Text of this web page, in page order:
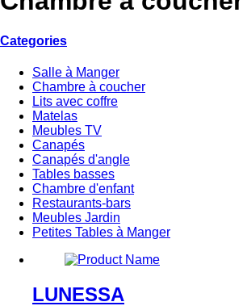
Categories
Salle à Manger
Chambre à coucher
Lits avec coffre
Matelas
Meubles TV
Canapés
Canapés d'angle
Tables basses
Chambre d'enfant
Restaurants-bars
Meubles Jardin
Petites Tables à Manger
LUNESSA